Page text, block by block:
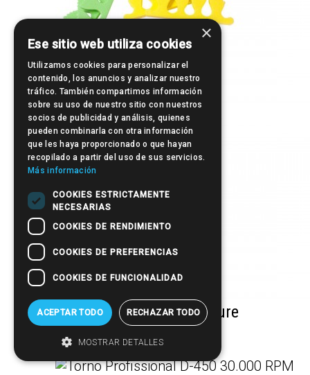
Separador de Dedos
Almofada para Manicure
Brush Cleaning Cup
×
Ese sitio web utiliza cookies
Utilizamos cookies para personalizar el
contenido, los anuncios y analizar nuestro
tráfico. También compartimos información
sobre su uso de nuestro sitio con nuestros
socios de publicidad y análisis, quienes
pueden combinarla con otra información
que les haya proporcionado o que hayan
recopilado a partir del uso de sus servicios.
Más información
COOKIES ESTRICTAMENTE
NECESARIAS
COOKIES DE RENDIMIENTO
COOKIES DE PREFERENCIAS
COOKIES DE FUNCIONALIDAD
ACEPTAR TODO RECHAZAR TODO
MOSTRAR DETALLES